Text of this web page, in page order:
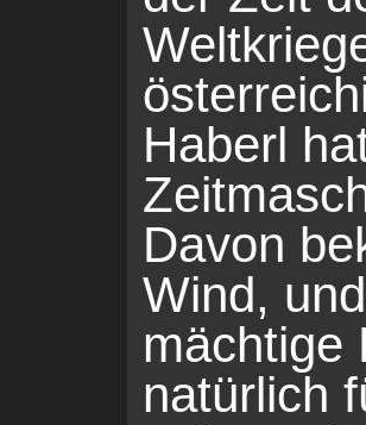
Haberl
Davon
Wind,
mächtige
natürlich